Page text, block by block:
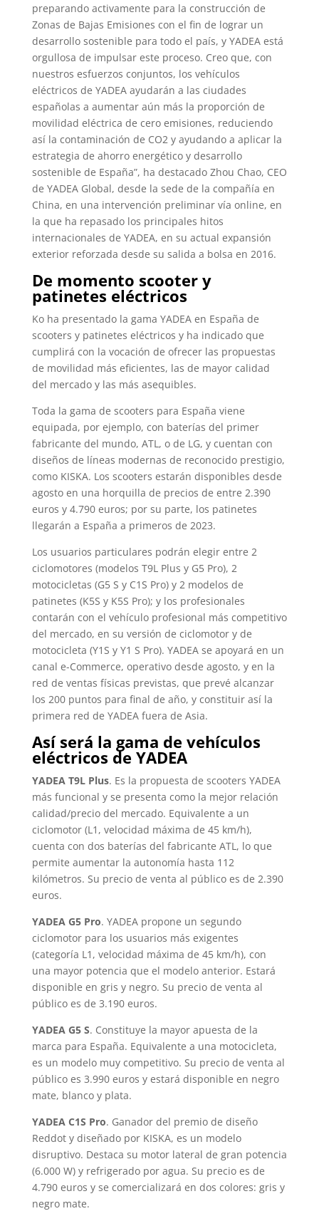
preparando activamente para la construcción de
Zonas de Bajas Emisiones con el fin de lograr un
desarrollo sostenible para todo el país, y YADEA está
orgullosa de impulsar este proceso. Creo que, con
nuestros esfuerzos conjuntos, los vehículos
eléctricos de YADEA ayudarán a las ciudades
españolas a aumentar aún más la proporción de
movilidad eléctrica de cero emisiones, reduciendo
así la contaminación de CO2 y ayudando a aplicar la
estrategia de ahorro energético y desarrollo
sostenible de España”, ha destacado Zhou Chao, CEO
de YADEA Global, desde la sede de la compañía en
China, en una intervención preliminar vía online, en
la que ha repasado los principales hitos
internacionales de YADEA, en su actual expansión
exterior reforzada desde su salida a bolsa en 2016.
De momento scooter y
patinetes eléctricos
Ko ha presentado la gama YADEA en España de
scooters y patinetes eléctricos y ha indicado que
cumplirá con la vocación de ofrecer las propuestas
de movilidad más eficientes, las de mayor calidad
del mercado y las más asequibles.
Toda la gama de scooters para España viene
equipada, por ejemplo, con baterías del primer
fabricante del mundo, ATL, o de LG, y cuentan con
diseños de líneas modernas de reconocido prestigio,
como KISKA. Los scooters estarán disponibles desde
agosto en una horquilla de precios de entre 2.390
euros y 4.790 euros; por su parte, los patinetes
llegarán a España a primeros de 2023.
Los usuarios particulares podrán elegir entre 2
ciclomotores (modelos T9L Plus y G5 Pro), 2
motocicletas (G5 S y C1S Pro) y 2 modelos de
patinetes (K5S y K5S Pro); y los profesionales
contarán con el vehículo profesional más competitivo
del mercado, en su versión de ciclomotor y de
motocicleta (Y1S y Y1 S Pro). YADEA se apoyará en un
canal e-Commerce, operativo desde agosto, y en la
red de ventas físicas previstas, que prevé alcanzar
los 200 puntos para final de año, y constituir así la
primera red de YADEA fuera de Asia.
Así será la gama de vehículos
eléctricos de YADEA
YADEA T9L Plus. Es la propuesta de scooters YADEA
más funcional y se presenta como la mejor relación
calidad/precio del mercado. Equivalente a un
ciclomotor (L1, velocidad máxima de 45 km/h),
cuenta con dos baterías del fabricante ATL, lo que
permite aumentar la autonomía hasta 112
kilómetros. Su precio de venta al público es de 2.390
euros.
YADEA G5 Pro. YADEA propone un segundo
ciclomotor para los usuarios más exigentes
(categoría L1, velocidad máxima de 45 km/h), con
una mayor potencia que el modelo anterior. Estará
disponible en gris y negro. Su precio de venta al
público es de 3.190 euros.
YADEA G5 S. Constituye la mayor apuesta de la
marca para España. Equivalente a una motocicleta,
es un modelo muy competitivo. Su precio de venta al
público es 3.990 euros y estará disponible en negro
mate, blanco y plata.
YADEA C1S Pro. Ganador del premio de diseño
Reddot y diseñado por KISKA, es un modelo
disruptivo. Destaca su motor lateral de gran potencia
(6.000 W) y refrigerado por agua. Su precio es de
4.790 euros y se comercializará en dos colores: gris y
negro mate.